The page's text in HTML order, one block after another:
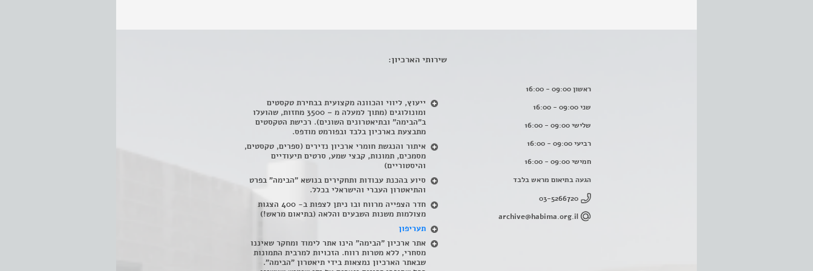
ראשון 09:00 - 16:00
שני 09:00 - 16:00
שלישי 09:00 - 16:00
רביעי 09:00 - 16:00
חמישי 09:00 - 16:00
הגעה בתיאום מראש בלבד
03-5266720
archive@habima.org.il
שירותי הארכיון:
ייעוץ, ליווי והכוונה מקצועית בבחירת טקסטים
ומונולוגים (מתוך למעלה מ – 3500 מחזות, שהועלו
ב"הבימה" ובתיאטרונים השונים). רכישת הטקסטים
מתבצעת בארכיון בלבד ובפורמט מודפס.
איתור והנגשת חומרי ארכיון נדירים (ספרים, טקסטים,
מסמכים, תמונות, קבצי שמע, סרטים תיעודיים
והיסטוריים)
סיוע בהכנת עבודות ותחקירים בנושא "הבימה" בפרט
והתיאטרון העברי והישראלי בכלל.
חדר הצפייה מרווח ובו ניתן לצפות ב- 400 הצגות
מצולמות משנות השבעים והלאה (בתיאום מראש!)
תעריפון
אתר ארכיון "הבימה" הינו אתר לימוד ומחקר שאיננו
מסחרי, ללא מטרות רווח. הזכויות למרבית התמונות
שבאתר הארכיון נמצאות בידי תיאטרון "הבימה".